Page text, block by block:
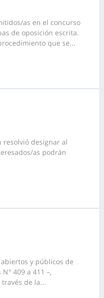
as en el concurso
de oposición escrita.
que se...
resolvió designar al
as podrán
y públicos de
409 a 411 –,
de la...